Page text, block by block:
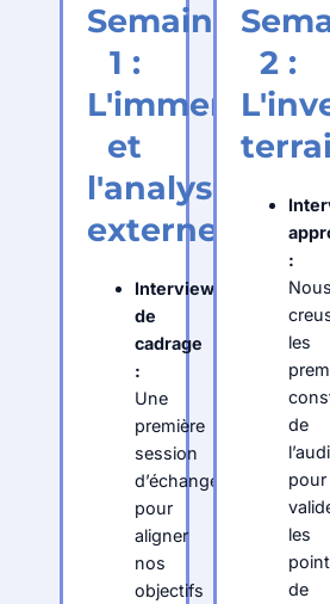
Semaine
1 :
L'immersion
et
l'analyse
externe
Interview
de
cadrage
:
Une
première
session
d’échange
pour
aligner
nos
objectifs
2 :
:
Nous
les
de
pour
les
de